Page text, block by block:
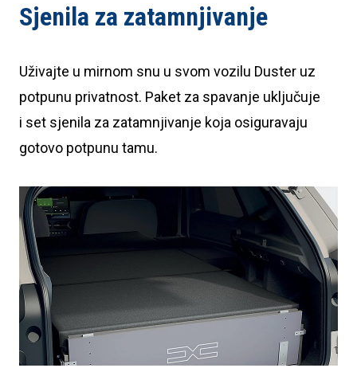
Sjenila za zatamnjivanje
Uživajte u mirnom snu u svom vozilu Duster uz
potpunu privatnost. Paket za spavanje uključuje
i set sjenila za zatamnjivanje koja osiguravaju
gotovo potpunu tamu.